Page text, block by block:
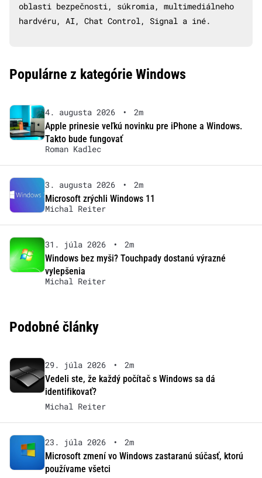
oblasti bezpečnosti, súkromia, multimediálneho
hardvéru, AI, Chat Control, Signal a iné.
Populárne z kategórie Windows
4. augusta 2026 •
2m
Apple prinesie veľkú novinku pre iPhone a Windows.
Takto bude fungovať
Roman Kadlec
3. augusta 2026 •
2m
Microsoft zrýchli Windows 11
Michal Reiter
31. júla 2026 •
2m
Windows bez myši? Touchpady dostanú výrazné
vylepšenia
Michal Reiter
Podobné články
29. júla 2026 •
2m
Vedeli ste, že každý počítač s Windows sa dá
identifikovať?
Michal Reiter
23. júla 2026 •
2m
Microsoft zmení vo Windows zastaranú súčasť, ktorú
používame všetci